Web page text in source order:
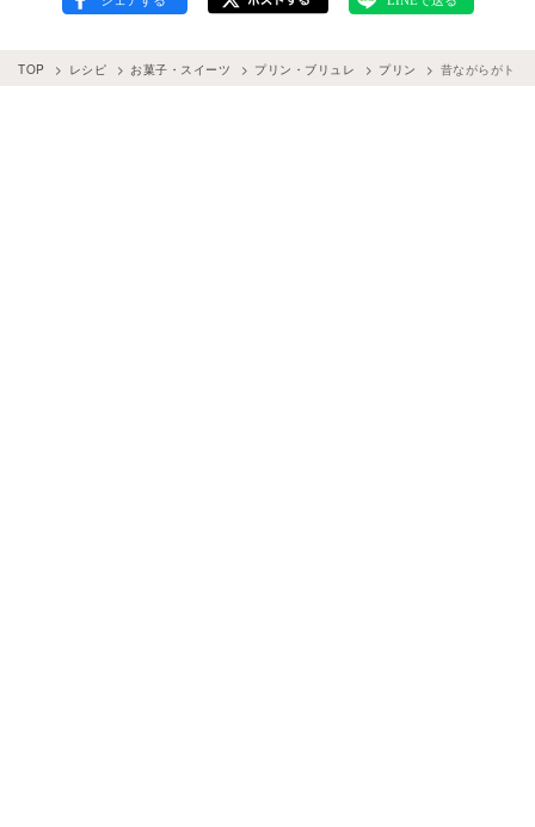
TOP レシピ お菓子・スイーツ プリン・ブリュレ プリン 昔ながらがトレ